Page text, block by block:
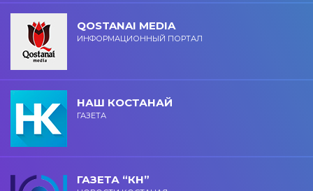
QOSTANAI MEDIA
ИНФОРМАЦИОННЫЙ ПОРТАЛ
НАШ КОСТАНАЙ
ГАЗЕТА
ГАЗЕТА “КН”